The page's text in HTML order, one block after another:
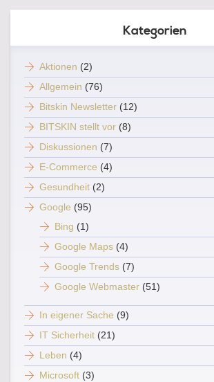
Kategorien
Aktionen (2)
Allgemein (76)
Bitskin Newsletter (12)
BITSKIN stellt vor (8)
Diskussionen (7)
E-Commerce (4)
Gesundheit (2)
Google (95)
Bing (1)
Google Maps (4)
Google Trends (7)
Google Webmaster (51)
In eigener Sache (9)
IT Sicherheit (21)
Leben (4)
Microsoft (3)